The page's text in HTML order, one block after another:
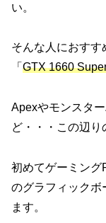
い。
そんな人におすす
「 GTX 1660
Apexやモンスタ
ど・・・この辺り
初めてゲーミング
のグラフィックボ
ます。